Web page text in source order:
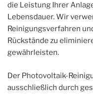
die Leistung Ihrer
Lebensdauer. Wir
Reinigungsverfahren
Rückstände zu
gewährleisten.
Der Photovoltaik-
ausschließlich durch